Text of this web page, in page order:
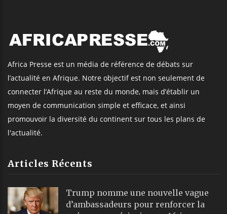
Africa Presse est un média de référence de débats sur
l’actualité en Afrique. Notre objectif est non seulement de
connecter l’Afrique au reste du monde, mais d’établir un
moyen de communication simple et efficace, et ainsi
promouvoir la diversité du continent sur tous les plans de
l'actualité.
Articles Récents
Trump nomme une nouvelle vague
d’ambassadeurs pour renforcer la